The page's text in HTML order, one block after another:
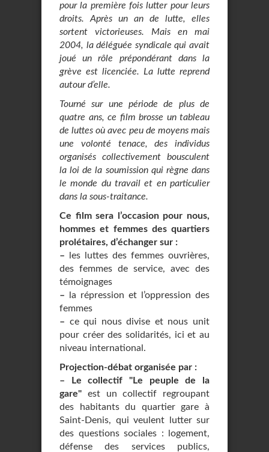
pour la première fois lutter pour leurs
droits. Après un an de lutte, elles
sortent victorieuses. Mais en mai
2004, la déléguée syndicale qui avait
joué un rôle prépondérant dans la
grève est licenciée. La lutte reprend
autour d’elle.
Tourné sur une période de plus de
quatre ans, ce film brosse un tableau
de luttes où avec peu de moyens mais
une volonté tenace, des individus
organisés collectivement bousculent
la loi de la soumission qui règne dans
le monde du travail et en particulier
dans la sous-traitance.
Ce film sera l’occasion pour nous,
hommes et femmes des quartiers
prolétaires, d’échanger sur :
– les luttes des femmes ouvrières,
des femmes de service, avec des
témoignages
– la répression et l’oppression des
femmes
– ce qui nous divise et nous unit
pour créer des solidarités, ici et au
niveau international.
Projection-débat organisée par :
–
Le collectif "Le peuple de la
gare" est un collectif regroupant
des habitants du quartier gare à
Saint-Denis, qui veulent lutter sur
des questions sociales : logement,
défense des services publics,